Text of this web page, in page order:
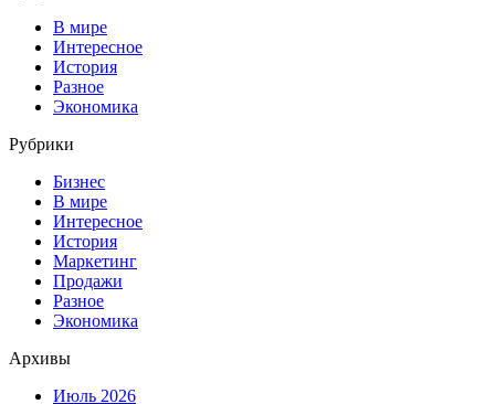
В мире
Интересное
История
Разное
Экономика
Рубрики
Бизнес
В мире
Интересное
История
Маркетинг
Продажи
Разное
Экономика
Архивы
Июль 2026